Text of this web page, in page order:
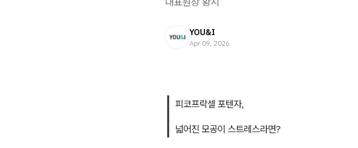
YOU&I
Apr 09, 2026
피코프락셀 포텐자,
넓어진 모공이 스트레스라면?